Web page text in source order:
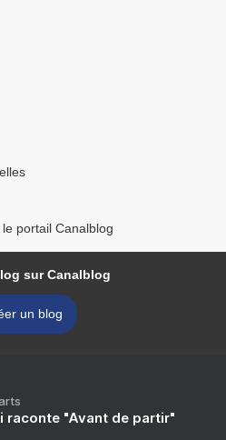
portail Canalblog
sur Canalblog
un blog
raconte "Avant de partir"